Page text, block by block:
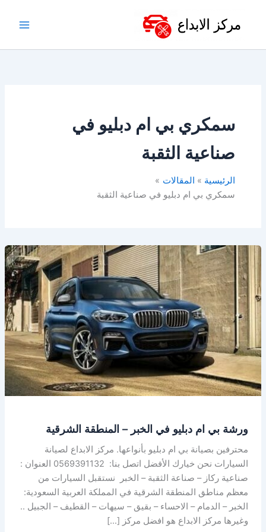
سمكري بي ام دبليو في
صناعية الثقبة
الرئيسية
المقالات
سمكري بي ام دبليو في صناعية الثقبة
ورشة بي ام دبليو في الخبر – المنطقة الشرقية
محترفين بصيانة بي ام دبليو بأنواعها. مركز الابداع لصيانة
السيارات نحن خيارك الأفضل اتصل بنا: 0569391132 العنوان :
صناعية ركاز – صناعة الثقبة – الخبر نستقبل السيارات من
معظم مناطق المنطقة الشرقية في المملكة العربية السعودية:
الخبر – الدمام – الاحساء – بقيق – سيهات – القطيف – الجبيل ..
وغيرها مركز الابداع هو افضل مركز […]
ورشة
بي
ام
دبليو
في
الخبر
المنطقة